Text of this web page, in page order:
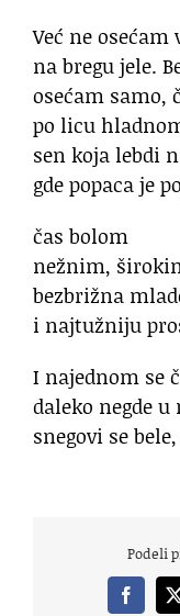
Već ne
na bregu jele.
osećam samo,
po licu
sen koja lebdi
gde popaca je
čas bolom
nežnim,
bezbrižna
i najtužniju
I najednom se
daleko negde
snegovi se
Podeli